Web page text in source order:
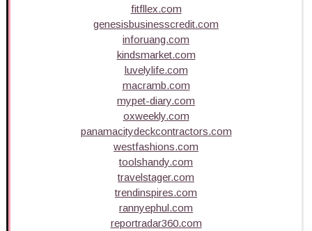
fitfllex.com
genesisbusinesscredit.com
inforuang.com
kindsmarket.com
luvelylife.com
macramb.com
mypet-diary.com
oxweekly.com
panamacitydeckcontractors.com
westfashions.com
toolshandy.com
travelstager.com
trendinspires.com
rannyephul.com
reportradar360.com